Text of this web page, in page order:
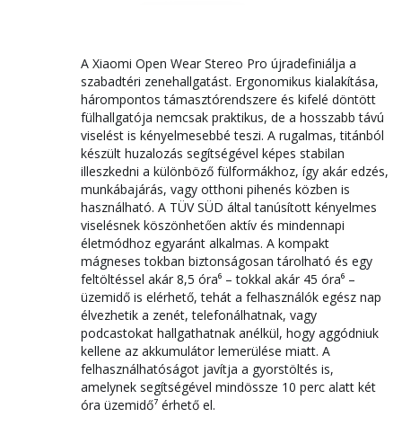
A Xiaomi Open Wear Stereo Pro újradefiniálja a
szabadtéri zenehallgatást. Ergonomikus kialakítása,
hárompontos támasztórendszere és kifelé döntött
fülhallgatója nemcsak praktikus, de a hosszabb távú
viselést is kényelmesebbé teszi. A rugalmas, titánból
készült huzalozás segítségével képes stabilan
illeszkedni a különböző fülformákhoz, így akár edzés,
munkábajárás, vagy otthoni pihenés közben is
használható. A TÜV SÜD által tanúsított kényelmes
viselésnek köszönhetően aktív és mindennapi
életmódhoz egyaránt alkalmas. A kompakt
mágneses tokban biztonságosan tárolható és egy
feltöltéssel akár 8,5 óra⁶ – tokkal akár 45 óra⁶ –
üzemidő is elérhető, tehát a felhasználók egész nap
élvezhetik a zenét, telefonálhatnak, vagy
podcastokat hallgathatnak anélkül, hogy aggódniuk
kellene az akkumulátor lemerülése miatt. A
felhasználhatóságot javítja a gyorstöltés is,
amelynek segítségével mindössze 10 perc alatt két
óra üzemidő⁷ érhető el.